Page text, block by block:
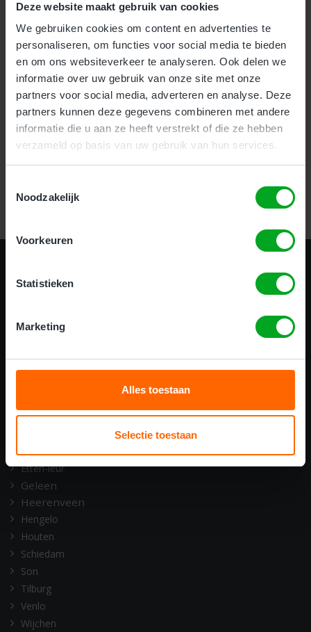
Deze website maakt gebruik van cookies
We gebruiken cookies om content en advertenties te
personaliseren, om functies voor social media te bieden
en om ons websiteverkeer te analyseren. Ook delen we
informatie over uw gebruik van onze site met onze
partners voor social media, adverteren en analyse. Deze
partners kunnen deze gegevens combineren met andere
informatie die u aan ze heeft verstrekt of die ze hebben
verzameld op basis van uw gebruik van hun services.
Noodzakelijk
Voorkeuren
Statistieken
Marketing
Alles toestaan
Selectie toestaan
Voor bedrijven bieden wij onze nieuwe en zeer effectieve
uurs Incompany trainingaan.
Als particulier kunt u uw hoogwerker certificaat halen
opmeerdere locatiesdoor heel het land.
Certificering in 1 uur!
Deventer
Emmen
Etten-leur
Geleen
Heerenveen
Hengelo
Houten
Schiedam
Son
Tilburg
Venlo
Wijchen